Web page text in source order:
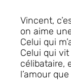
Vincent,
on aime
Celui qui
Celui qui vit
célibataire,
l’amour